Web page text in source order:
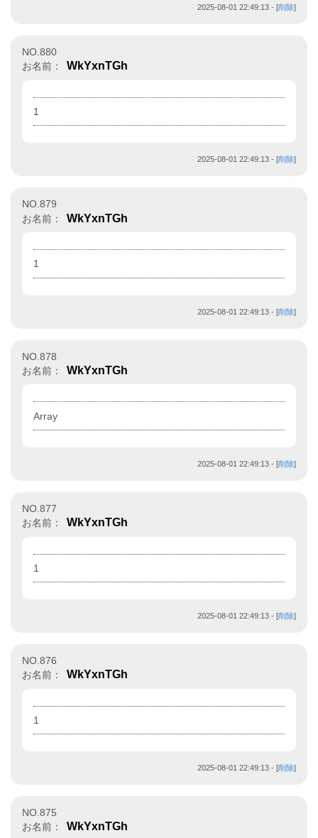
2025-08-01 22:49:13 - [削除]
NO.880
お名前：
WkYxnTGh
1
2025-08-01 22:49:13 - [削除]
NO.879
お名前：
WkYxnTGh
1
2025-08-01 22:49:13 - [削除]
NO.878
お名前：
WkYxnTGh
Array
2025-08-01 22:49:13 - [削除]
NO.877
お名前：
WkYxnTGh
1
2025-08-01 22:49:13 - [削除]
NO.876
お名前：
WkYxnTGh
1
2025-08-01 22:49:13 - [削除]
NO.875
お名前：
WkYxnTGh